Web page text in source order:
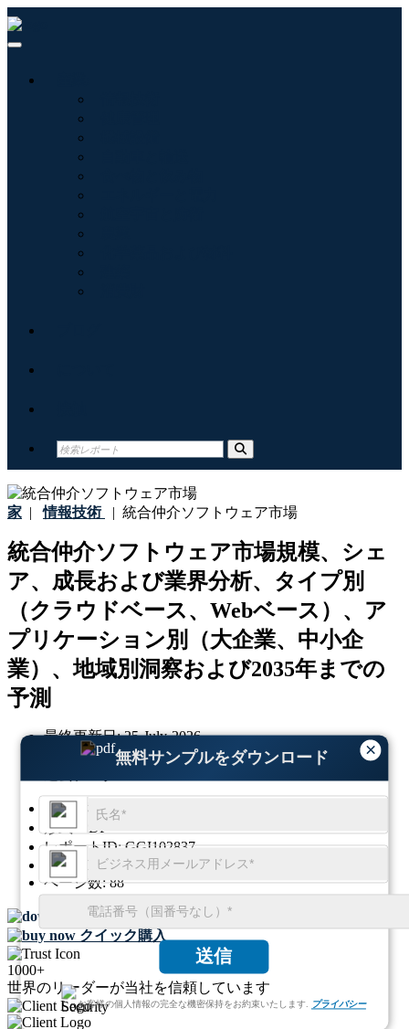
家 | 情報技術 | 統合仲介ソフトウェア市場
統合仲介ソフトウェア市場規模、シェ
ア、成長および業界分析、タイプ別
（クラウドベース、Webベース）、ア
プリケーション別（大企業、中小企
業）、地域別洞察および2035年までの
予測
最終更新日:25-July-2026
基準年:2025
地域:
グローバル
形式:
PDF
レポートID:GGI102837
SKU ID:26305554
ページ数:88
無料サンプルをダウンロード
クイック購入
1000+
世界のリーダーが当社を信頼しています
×
無料サンプルをダウンロード
送信
お客様の個人情報の完全な機密保持をお約束いたします. プライバシー